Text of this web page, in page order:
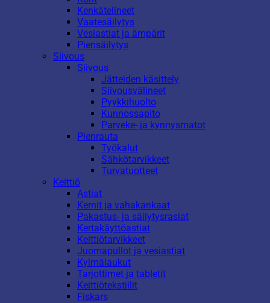
Kenkätelineet
Vaatesäilytys
Vesiastiat ja ämpärit
Piensäilytys
Siivous
Siivous
Jätteiden käsittely
Siivousvälineet
Pyykkihuolto
Kunnossapito
Parveke- ja kynnysmatot
Pienrauta
Työkalut
Sähkötarvikkeet
Turvatuotteet
Keittiö
Astiat
Kernit ja vahakankaat
Pakastus- ja säilytysrasiat
Kertakäyttöastiat
Keittiötarvikkeet
Juomapullot ja vesiastiat
Kylmälaukut
Tarjottimet ja tabletit
Keittiötekstiilit
Fiskars